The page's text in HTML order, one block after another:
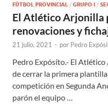
FÚTBOL PROVINCIAL / GRUPO I /
El Atlético Arjonilla
renovaciones y
21 julio, 2021 - por Pedro
Pedro Expósito.- El
de cerrar la primera
competición en Segunda
parón el equipo …